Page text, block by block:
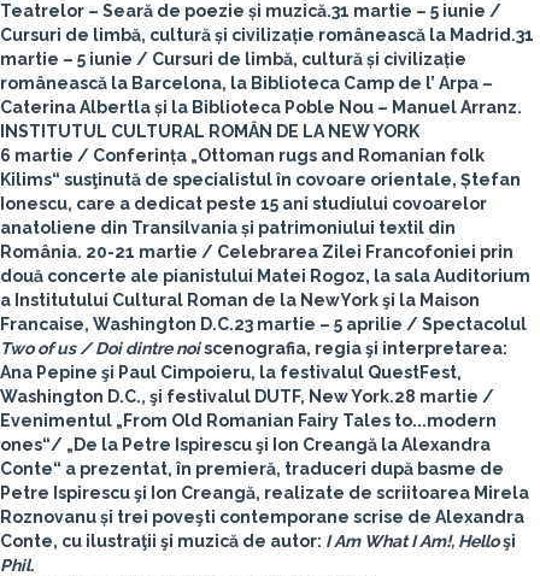
Teatrelor – Seară de poezie și muzică.31 martie – 5 iunie /
Cursuri de limbă, cultură și civilizație românească la Madrid.31
martie – 5 iunie / Cursuri de limbă, cultură și civilizație
românească la Barcelona, la Biblioteca Camp de l’ Arpa –
Caterina Albertla și la Biblioteca Poble Nou – Manuel Arranz.
INSTITUTUL CULTURAL ROMÂN DE LA NEW YORK
6 martie / Conferința „Ottoman rugs and Romanian folk
Kilims“ susţinută de specialistul în covoare orientale, Ștefan
Ionescu, care a dedicat peste 15 ani studiului covoarelor
anatoliene din Transilvania și patrimoniului textil din
România. 20-21 martie / Celebrarea Zilei Francofoniei prin
două concerte ale pianistului Matei Rogoz, la sala Auditorium
a Institutului Cultural Roman de la NewYork şi la Maison
Francaise, Washington D.C.23 martie – 5 aprilie / Spectacolul
Two of us / Doi dintre noiscenografia, regia şi interpretarea:
Ana Pepine şi Paul Cimpoieru, la festivalul QuestFest,
Washington D.C., şi festivalul DUTF, New York.28 martie /
Evenimentul „From Old Romanian Fairy Tales to...modern
ones“/ „De la Petre Ispirescu şi Ion Creangă la Alexandra
Conte“ a prezentat, în premieră, traduceri după basme de
Petre Ispirescu şi Ion Creangă, realizate de scriitoarea Mirela
Roznovanu și trei poveşti contemporane scrise de Alexandra
Conte, cu ilustraţii şi muzică de autor: I Am What I Am!, Helloşi
Phil.